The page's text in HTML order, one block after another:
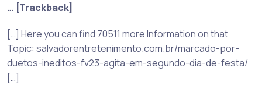
… [Trackback]
[…] Here you can find 70511 more Information on that
Topic: salvadorentretenimento.com.br/marcado-por-
duetos-ineditos-fv23-agita-em-segundo-dia-de-festa/
[…]